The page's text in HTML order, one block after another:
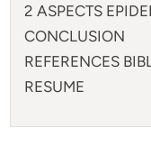
2 ASPECTS
CONCLUSION
REFERENCES
RESUME